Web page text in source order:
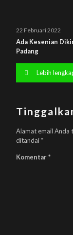
22 Februari 2022
Ada Kesenian
Padang
Lebih
Alamat email Anda
ditandai*
Komentar*